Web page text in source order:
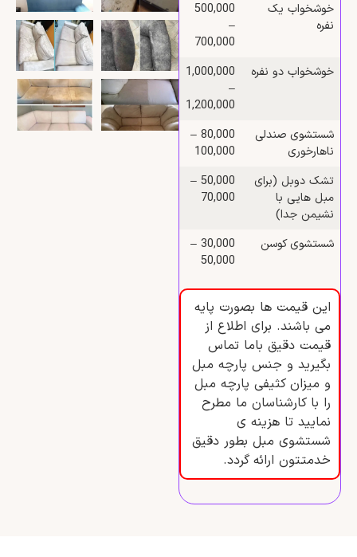
خوشخواب یک‌
نفره
500,000
–
700,000
خوشخواب دو‌ نفره
1,000,000
–
1,200,000
شستشوی صندلی
ناهارخوری
80,000 –
100,000
تشک دوبل (برای
مبل‌ هایی با
نشیمن جدا)
50,000 –
70,000
شستشوی کوسن
30,000 –
50,000
این قیمت ها بصورت پایه
می باشند. برای اطلاع از
قیمت دقیق باما تماس
بگیرید و جنس پارچه مبل
و میزان کثیفی پارچه مبل
را با کارشناسان ما مطرح
نمایید تا هزینه ی
شستشوی مبل بطور دقیق
خدمتتون ارائه گردد.